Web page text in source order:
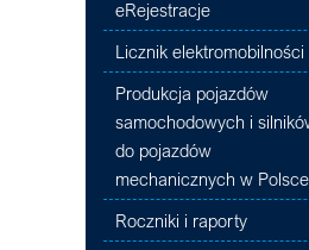
eRejestracje
Licznik elektromobilności
Produkcja pojazdów
samochodowych i
do pojazdów
mechanicznych w Polsce
Roczniki i raporty